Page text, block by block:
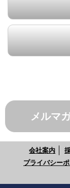
メルマ
会社案内
プライバシー